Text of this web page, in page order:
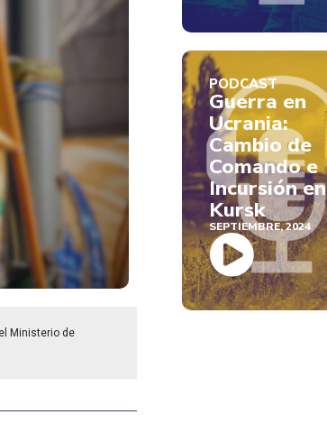
Ministerio de
PODCAST
Guerra en
Ucrania:
Cambio de
Comando e
Incursión en
Kursk
SEPTIEMBRE, 2024